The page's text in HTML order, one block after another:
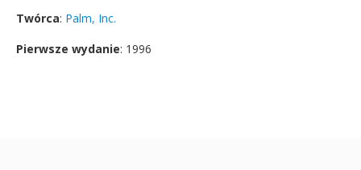
Twórca: Palm, Inc.
Pierwsze wydanie: 1996